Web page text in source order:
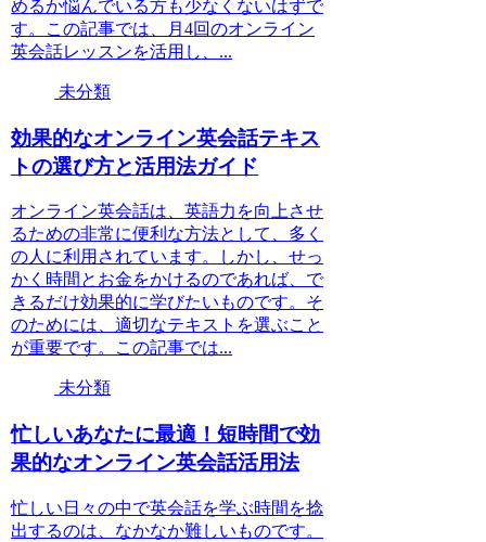
めるか悩んでいる方も少なくないはずで
す。この記事では、月4回のオンライン
英会話レッスンを活用し、...
未分類
効果的なオンライン英会話テキス
トの選び方と活用法ガイド
オンライン英会話は、英語力を向上させ
るための非常に便利な方法として、多く
の人に利用されています。しかし、せっ
かく時間とお金をかけるのであれば、で
きるだけ効果的に学びたいものです。そ
のためには、適切なテキストを選ぶこと
が重要です。この記事では...
未分類
忙しいあなたに最適！短時間で効
果的なオンライン英会話活用法
忙しい日々の中で英会話を学ぶ時間を捻
出するのは、なかなか難しいものです。